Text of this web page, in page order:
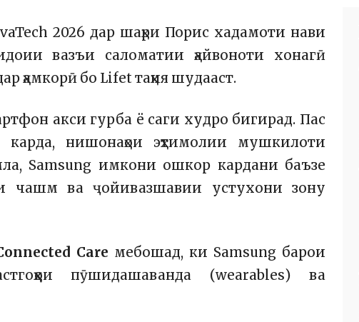
2026 дар шаҳри Порис хадамоти нави
вазъи саломатии ҳайвоноти хонагӣ
ҳамкорӣ бо Lifet таҳия шудааст.
акси гурба ё саги худро бигирад. Пас
карда, нишонаҳои эҳтимолии мушкилоти
Samsung имкони ошкор кардани баъзе
чашм ва ҷойивазшавии устухони зону
Care мебошад, ки Samsung барои
пӯшидашаванда (wearables) ва